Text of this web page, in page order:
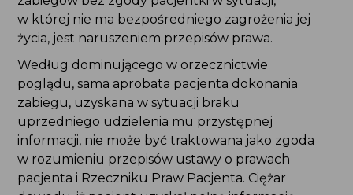
zabiegów bez zgody pacjentki w sytuacji,
w której nie ma bezpośredniego zagrożenia jej
życia, jest naruszeniem przepisów prawa.
Według dominującego w orzecznictwie poglądu,
sama aprobata pacjenta dokonania zabiegu,
uzyskana w sytuacji braku uprzedniego
udzielenia mu przystępnej informacji, nie może
być traktowana jako zgoda w rozumieniu
przepisów ustawy o prawach pacjenta i Rzeczniku
Praw Pacjenta. Ciężar dowodu, iż pacjent uzyskał